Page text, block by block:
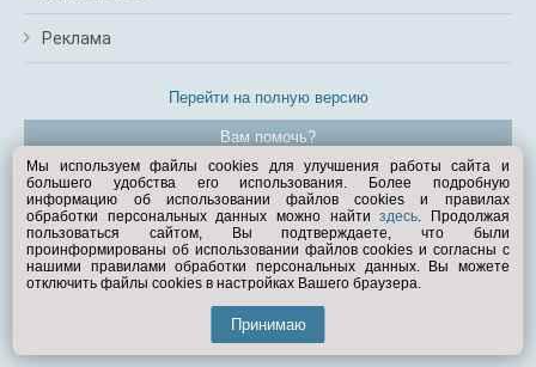
Реклама
Перейти на полную версию
Вам помочь?
© Exist.ru 1998—2026
Мы используем файлы cookies для улучшения работы сайта и
большего удобства его использования. Более подробную
информацию об использовании файлов cookies и правилах
обработки персональных данных можно найтиздесь. Продолжая
пользоваться сайтом, Вы подтверждаете, что были
проинформированы об использовании файлов cookies и согласны с
нашими правилами обработки персональных данных. Вы можете
отключить файлы cookies в настройках Вашего браузера.
Принимаю